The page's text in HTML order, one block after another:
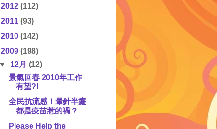
2012 (112)
2011 (93)
2010 (142)
2009 (198)
12月(12)
景氣回春 2010年工作
有望?!
全民抗流感！暈針半癱
都是疫苗惹的禍？
Please Help the